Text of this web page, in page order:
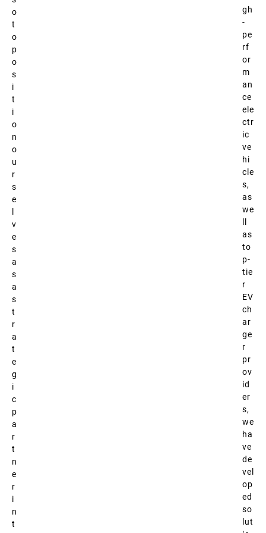
o
t
o
p
o
s
i
t
i
o
n
o
u
r
s
e
v
e
s
a
s
a
s
t
r
a
t
e
g
i
c
p
a
r
t
n
e
r
i
n
t
gh
-
pe
rf
or
m
an
ce
ele
ctr
ic
ve
hi
cle
s,
as
we
as
to
p-
tie
r
EV
ch
ar
ge
r
pr
ov
id
er
s,
we
ha
ve
de
vel
op
ed
so
lut